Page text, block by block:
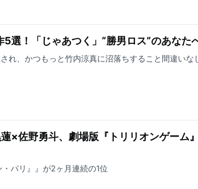
選！「じゃあつく」“勝男ロス”のあなた
れ、かつもっと竹内涼真に沼落ちすること間違いな
×佐野勇斗、劇場版『トリリオンゲーム
パリ』』が2ヶ月連続の1位